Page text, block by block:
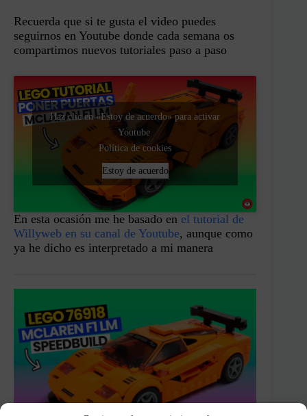
Recuerda que si te gusta el video puedes
seguirnos en Youtube donde cada semana os
compartimos nuevos tutoriales paso a paso
Haz clic en «Estoy de acuerdo» para activar
Youtube
Política de cookies
Estoy de acuerdo
En esta ocasión me he basado en el tutorial de
Willyweb en su canal de Youtube, aunque como
ya he dicho es interpretado a mi manera